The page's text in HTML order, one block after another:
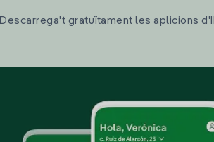
Descarrega't gratuïtament les aplicions